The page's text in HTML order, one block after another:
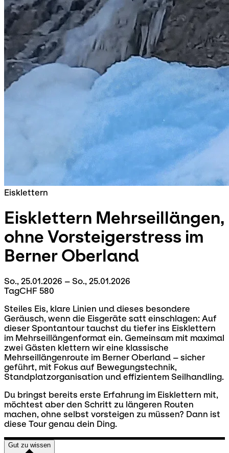
Eisklettern
Eisklettern Mehrseillängen,
ohne Vorsteigerstress im
Berner Oberland
So., 25.01.2026 – So., 25.01.2026
TagCHF 580
Steiles Eis, klare Linien und dieses besondere
Geräusch, wenn die Eisgeräte satt einschlagen: Auf
dieser Spontantour tauchst du tiefer ins Eisklettern
im Mehrseillängenformat ein. Gemeinsam mit maximal
zwei Gästen klettern wir eine klassische
Mehrseillängenroute im Berner Oberland – sicher
geführt, mit Fokus auf Bewegungstechnik,
Standplatzorganisation und effizientem Seilhandling.
Du bringst bereits erste Erfahrung im Eisklettern mit,
möchtest aber den Schritt zu längeren Routen
machen, ohne selbst vorsteigen zu müssen? Dann ist
diese Tour genau dein Ding.
Gut zu wissen